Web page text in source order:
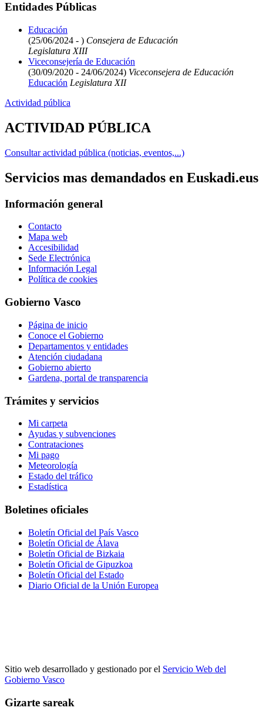
Entidades Públicas
Educación
(25/06/2024 - ) Consejera de Educación
Legislatura XIII
Viceconsejería de Educación
(30/09/2020 - 24/06/2024) Viceconsejera de Educación
Educación Legislatura XII
Actividad pública
ACTIVIDAD PÚBLICA
Consultar actividad pública (noticias, eventos,...)
Servicios mas demandados en Euskadi.eus
Información general
Contacto
Mapa web
Accesibilidad
Sede Electrónica
Información Legal
Política de cookies
Gobierno Vasco
Página de inicio
Conoce el Gobierno
Departamentos y entidades
Atención ciudadana
Gobierno abierto
Gardena, portal de transparencia
Trámites y servicios
Mi carpeta
Ayudas y subvenciones
Contrataciones
Mi pago
Meteorología
Estado del tráfico
Estadística
Boletines oficiales
Boletín Oficial del País Vasco
Boletín Oficial de Álava
Boletín Oficial de Bizkaia
Boletín Oficial de Gipuzkoa
Boletín Oficial del Estado
Diario Oficial de la Unión Europea
Sitio web desarrollado y gestionado por el Servicio Web del
Gobierno Vasco
Gizarte sareak